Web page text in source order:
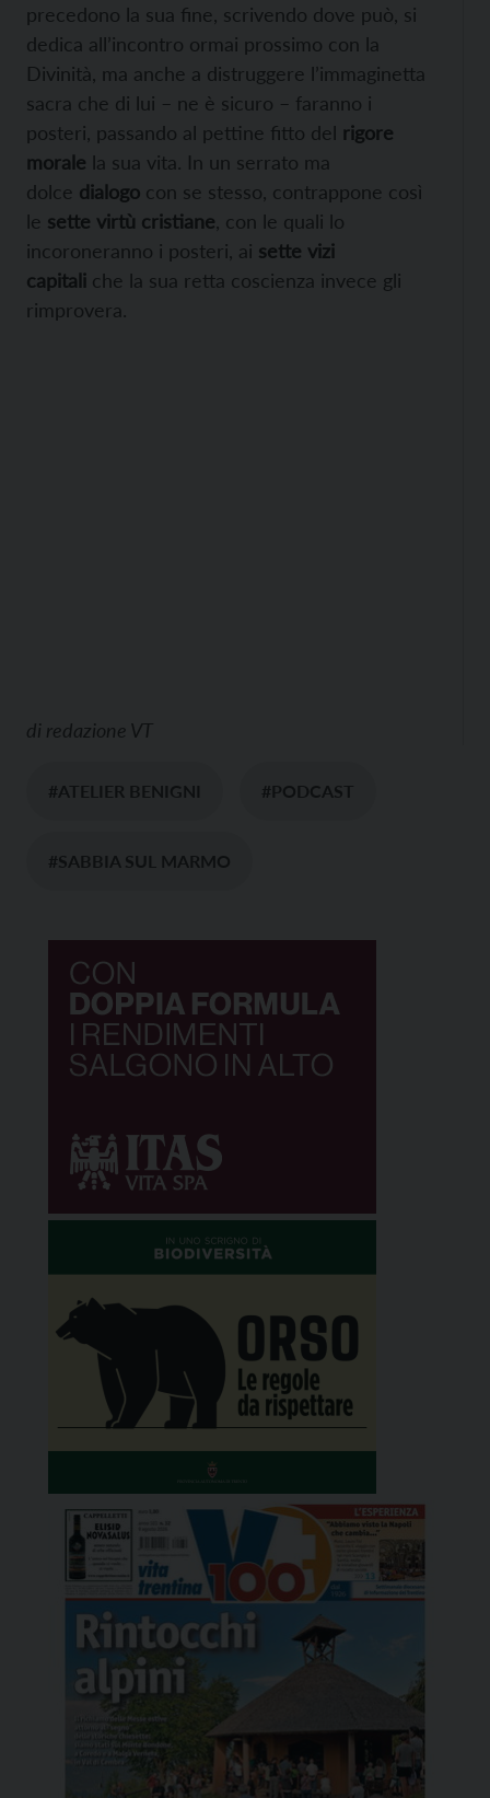
precedono la sua fine, scrivendo dove può, si
dedica all’incontro ormai prossimo con la
Divinità, ma anche a distruggere l’immaginetta
sacra che di lui – ne è sicuro – faranno i
posteri, passando al pettine fitto del rigore
morale la sua vita. In un serrato ma
dolce dialogo con se stesso, contrappone così
le sette virtù cristiane , con le quali lo
incoroneranno i posteri, ai sette vizi
capitali che la sua retta coscienza invece gli
rimprovera.
di redazione VT
#ATELIER BENIGNI #PODCAST
#SABBIA SUL MARMO